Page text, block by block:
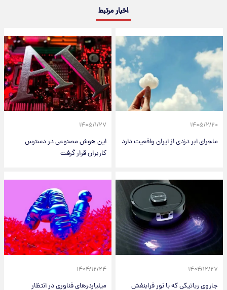
اخبار مرتبط
۱۴۰۵/۲/۲۰
ماجرای ابر دزدی از ایران واقعیت دارد
۱۴۰۵/۱/۲۷
این هوش مصنوعی در دسترس
کاربران قرار گرفت
۱۴۰۴/۱۲/۲۷
جاروی رباتیکی که با نور فرابنفش
۱۴۰۴/۱۲/۲۴
میلیاردرهای فناوری در انتظار